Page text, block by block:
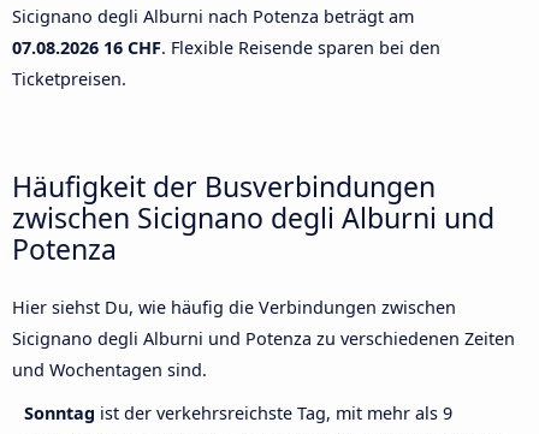
Sicignano degli Alburni nach Potenza beträgt am
07.08.2026 16 CHF. Flexible Reisende sparen bei den
Ticketpreisen.
Häufigkeit der Busverbindungen
zwischen Sicignano degli Alburni und
Potenza
Hier siehst Du, wie häufig die Verbindungen zwischen
Sicignano degli Alburni und Potenza zu verschiedenen Zeiten
und Wochentagen sind.
Sonntag ist der verkehrsreichste Tag, mit mehr als 9